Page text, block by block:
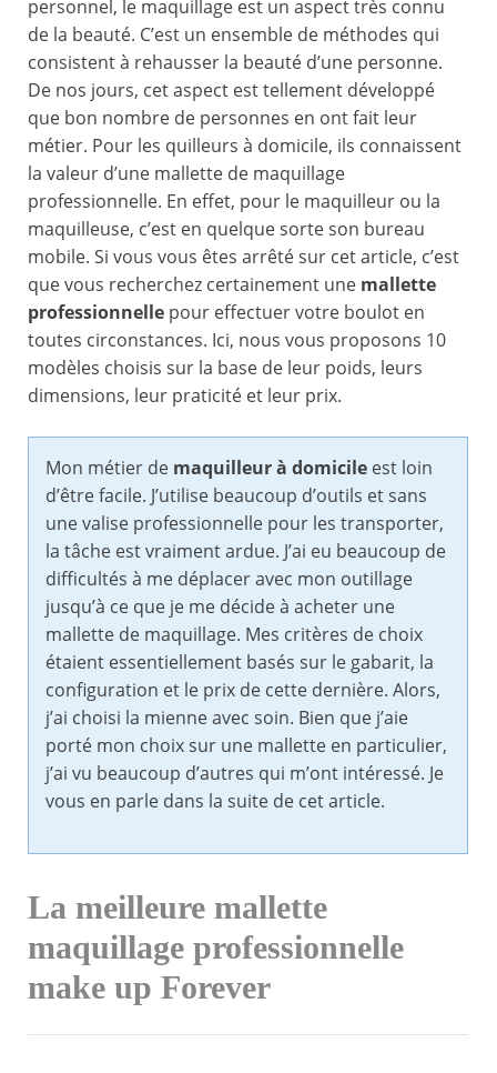
personnel, le maquillage est un aspect très connu
de la beauté. C’est un ensemble de méthodes qui
consistent à rehausser la beauté d’une personne.
De nos jours, cet aspect est tellement développé
que bon nombre de personnes en ont fait leur
métier. Pour les quilleurs à domicile, ils connaissent
la valeur d’une mallette de maquillage
professionnelle. En effet, pour le maquilleur ou la
maquilleuse, c’est en quelque sorte son bureau
mobile. Si vous vous êtes arrêté sur cet article, c’est
que vous recherchez certainement une mallette
professionnelle pour effectuer votre boulot en
toutes circonstances. Ici, nous vous proposons 10
modèles choisis sur la base de leur poids, leurs
dimensions, leur praticité et leur prix.
Mon métier de maquilleur à domicile est loin
d’être facile. J’utilise beaucoup d’outils et sans
une valise professionnelle pour les transporter,
la tâche est vraiment ardue. J’ai eu beaucoup de
difficultés à me déplacer avec mon outillage
jusqu’à ce que je me décide à acheter une
mallette de maquillage. Mes critères de choix
étaient essentiellement basés sur le gabarit, la
configuration et le prix de cette dernière. Alors,
j’ai choisi la mienne avec soin. Bien que j’aie
porté mon choix sur une mallette en particulier,
j’ai vu beaucoup d’autres qui m’ont intéressé. Je
vous en parle dans la suite de cet article.
La meilleure mallette
maquillage professionnelle
make up Forever